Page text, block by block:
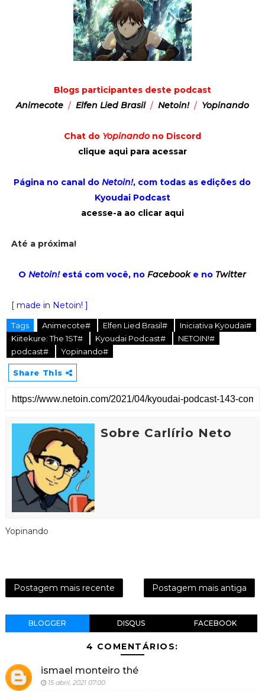
Blogs participantes deste podcast
Animecote/ Elfen Lied Brasil/ Netoin!/ Yopinando
Chat do Yopinandono Discord
clique aqui para acessar
Página no canal doNetoin!, com todas as edições do
Kyoudai Podcast
acesse-a ao clicar aqui
Até a próxima!
ONetoin!está com você, noFacebooke no Twitter
[ made in Netoin! ]
Tags Animecote# Elfen Lied Brasil#
Iniciativa Kyoudai#
Kiitekure: The 1ST#
Kyoudai Podcast#
NETOIN!#
podcast#
Yopinando#
Share This
Sobre Carlírio Neto
Yopinando
Postagem mais recente Postagem mais antiga
BLOGGER DISQUS FACEBOOK
4 COMENTÁRIOS:
ismael monteiro thé
15 abril, 2021 07:00